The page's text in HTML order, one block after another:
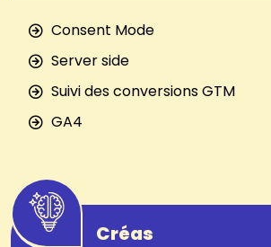
Consent Mode
Server side
Suivi des conversions GTM
GA4
Créas